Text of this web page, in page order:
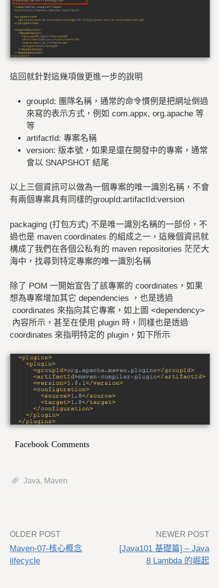
這回就針對這幾項做更進一步的說明
groupId: 團隊名稱，通常的命令慣例是把網址倒過
來寫的表示方式，例如 com.appx, org.apache 等
等
artifactId: 專案名稱
version: 版本號，如果是還在開發中的專案，通常
會以 SNAPSHOT 結尾
以上三個資訊可以做為一個專案的唯一識別名稱，不會
有兩個專案具有同樣的groupId:artifactId:version
packaging (打包方式) 不是唯一識別名稱的一部份，不
過也是 maven coordinates 的組成之一，這幾個資訊就
構成了我們在各個公私有的 maven repositories 茫茫大
海中，找尋到特定專案的唯一識別名稱
除了 POM 一開始宣告了該專案的 coordinates，如果
想為專案增加其它 dependencies ，也是透過
coordinates 來指向其它專案，如上圖 <dependency>
內容所示，甚至在使用 plugin 時，同樣也是透過
coordinates 來指明特定的 plugin，如下所示
Facebook Comments
Java, Maven
Post
navigation
OLDER POST
Maven-07-核心概念
lifecycle
NEWER POST
[Java101 基礎篇] – Java
8 Lambda 的崛起